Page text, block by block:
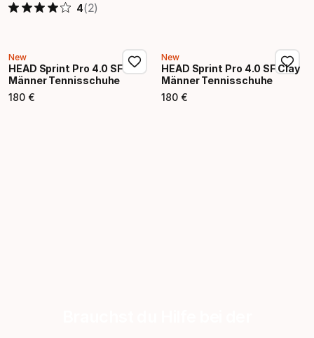
4(2)
New
HEAD Sprint Pro 4.0 SF
Männer Tennisschuhe
180 €
Endpreis
New
HEAD Sprint Pro 4.0 SF Clay
Männer Tennisschuhe
180 €
Endpreis